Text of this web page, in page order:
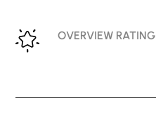
OVERVIEW RATING